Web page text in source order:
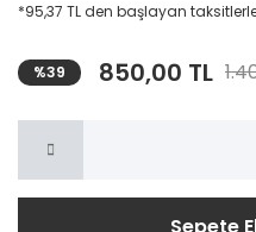
*95,37 TL den başlayan
%39 850,00 TL